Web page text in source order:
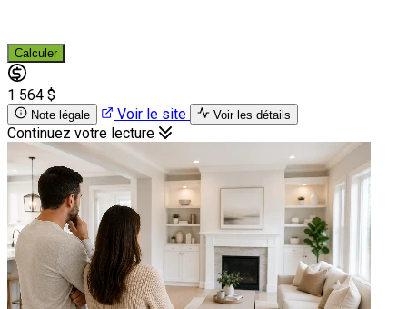
Calculer
1 564 $
Note légale Voir le site Voir les détails
Continuez votre lecture